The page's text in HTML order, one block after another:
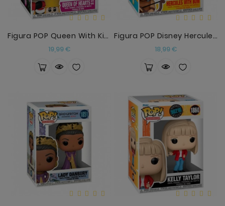
Figura POP Queen With King
19,99 €Precio
Figura POP Disney Hercules - Hercules With Bow
18,99 €Precio